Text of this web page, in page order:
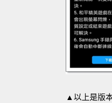
▲以上是版